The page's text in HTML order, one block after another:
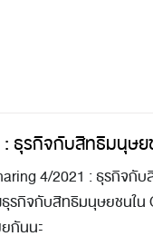
: ธุรกิจกับสิทธิมนุษย
4/2021 : ธุรกิจกั
กิจกับสิทธิมนุษยชนใน
ยกันนะ